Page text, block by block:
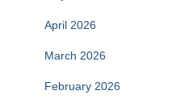
April 2026
March 2026
February 2026